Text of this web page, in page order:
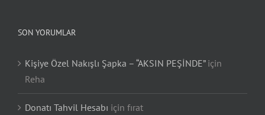
SON YORUMLAR
Kişiye Özel Nakışlı Şapka – “AKSIN PEŞİNDE”için
Reha
Donatı Tahvil Hesabı için fırat